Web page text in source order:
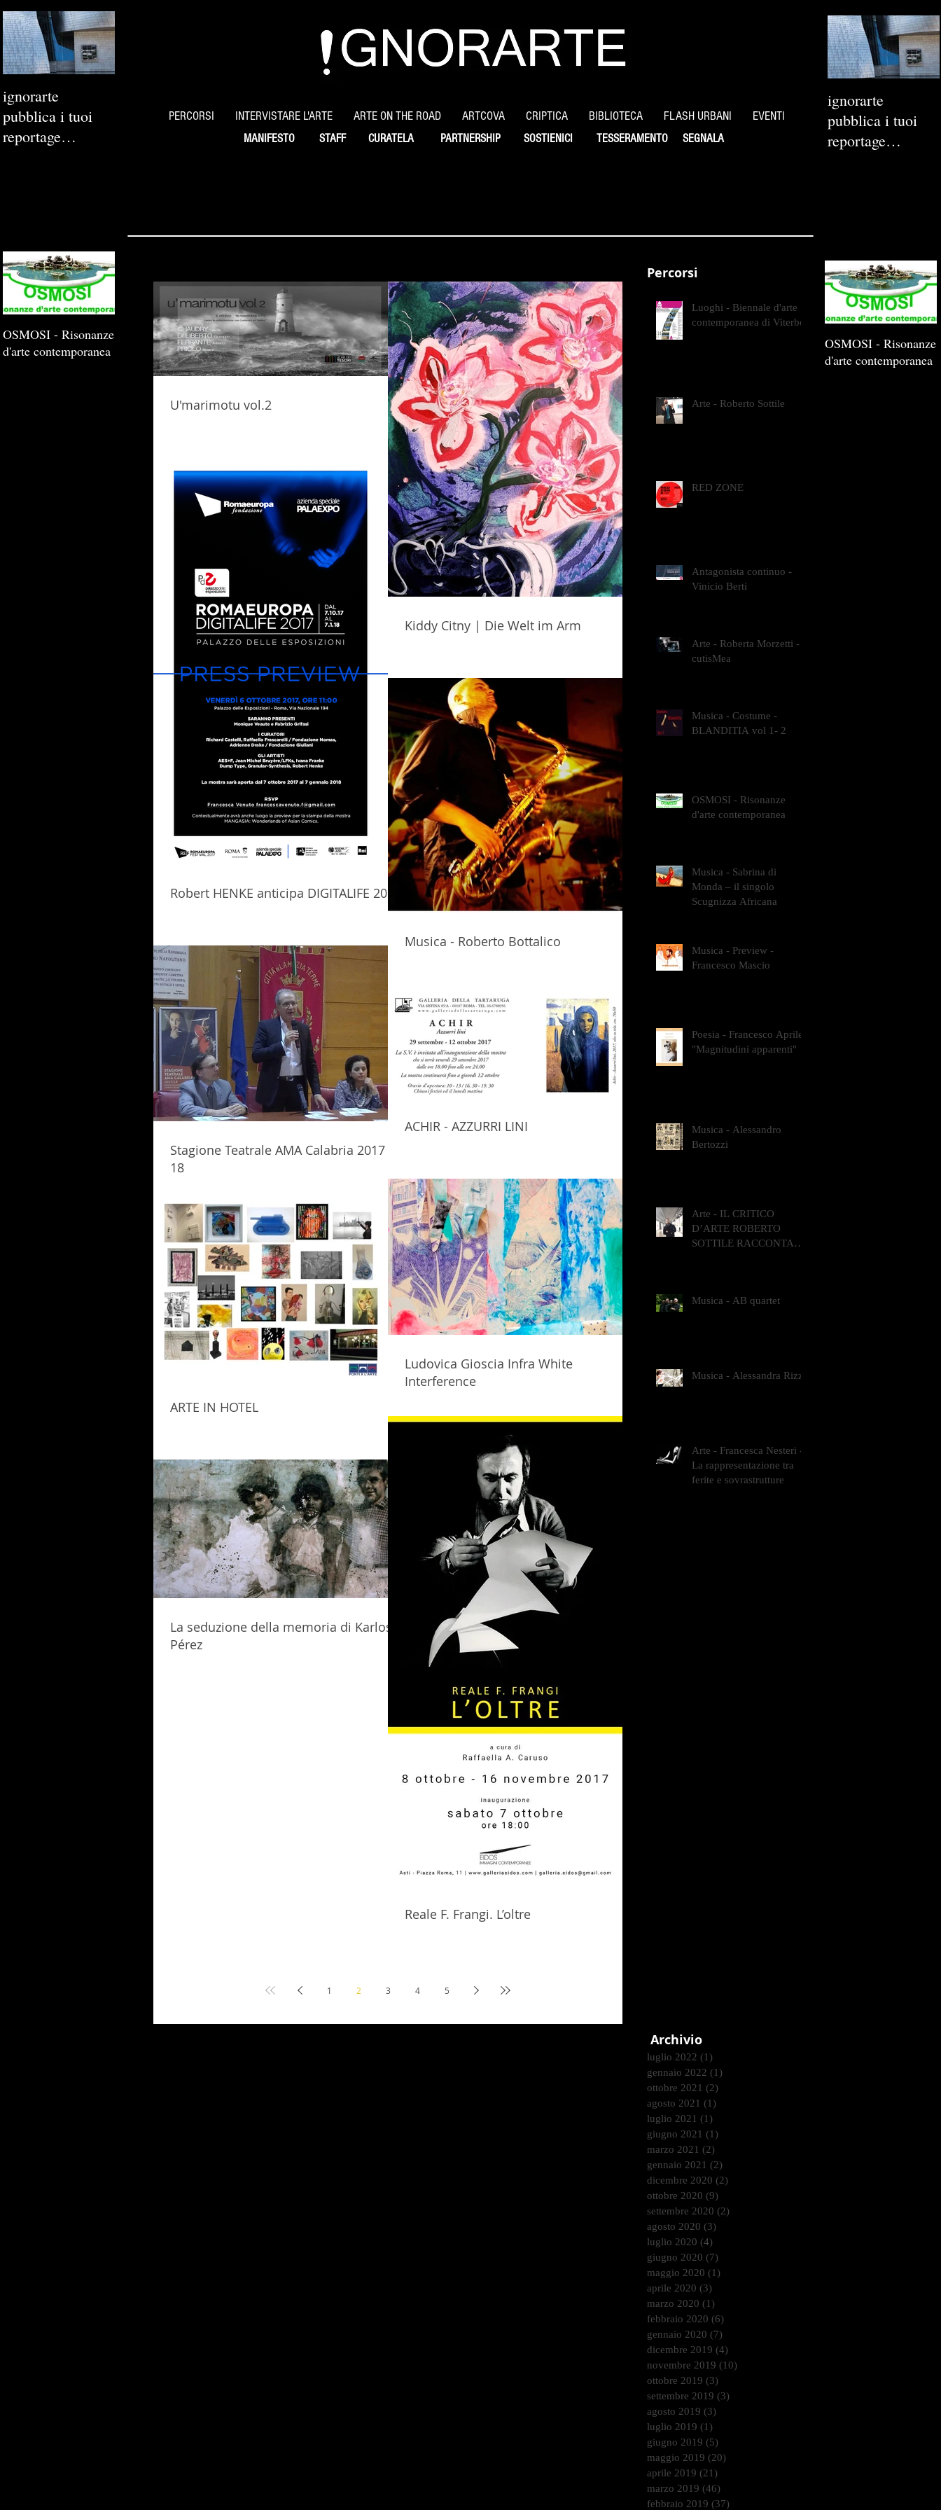
ignorarte
pubblica i tuoi
reportage
PERCORSI INTERVISTARE L'ARTE ARTE ON THE ROAD ARTCOVA CRIPTICA BIBLIOTECA FLASH URBANI EVENTI
MANIFESTO STAFF CURATELA PARTNERSHIP SOSTIENICI SEGNALA
TESSERAMENTO
ignorarte
pubblica i tuoi
reportage
Percorsi
U'marimotu vol.2
Kiddy Citny | Die Welt im Arm
Robert HENKE anticipa DIGITALIFE 2017
Musica - Roberto Bottalico
Stagione Teatrale AMA Calabria 2017 /
18
ACHIR - AZZURRI LINI
ARTE IN HOTEL
Ludovica Gioscia Infra White
Interference
La seduzione della memoria di Karlos
Pérez
Reale F. Frangi. L’oltre
1 2 3 4 5
Luoghi - Biennale d'arte
contemporanea di Viterbo
Arte - Roberto Sottile
RED ZONE
Antagonista continuo -
Vinicio Berti
Arte - Roberta Morzetti -
cutisMea
Musica - Costume -
BLANDITIA vol 1- 2
OSMOSI - Risonanze
d'arte contemporanea
Musica - Sabrina di
Monda – il singolo
Scugnizza Africana
Musica - Preview -
Francesco Mascio
Poesia - Francesco Aprile -
"Magnitudini apparenti"
Musica - Alessandro
Bertozzi
Arte - IL CRITICO
D’ARTE ROBERTO
SOTTILE RACCONTA
Musica - AB quartet
Musica - Alessandra Rizzo
Arte - Francesca Nesteri -
La rappresentazione tra
ferite e sovrastrutture
Archivio
luglio 2022 (1)
gennaio 2022 (1)
ottobre 2021 (2)
agosto 2021 (1)
luglio 2021 (1)
giugno 2021 (1)
marzo 2021 (2)
gennaio 2021 (2)
dicembre 2020 (2)
ottobre 2020 (9)
settembre 2020 (2)
agosto 2020 (3)
luglio 2020 (4)
giugno 2020 (7)
maggio 2020 (1)
aprile 2020 (3)
marzo 2020 (1)
febbraio 2020 (6)
gennaio 2020 (7)
dicembre 2019 (4)
novembre 2019 (10)
ottobre 2019 (3)
settembre 2019 (3)
agosto 2019 (3)
luglio 2019 (1)
giugno 2019 (5)
maggio 2019 (20)
aprile 2019 (21)
marzo 2019 (46)
febbraio 2019 (37)
OSMOSI - Risonanze
d'arte contemporanea
OSMOSI - Risonanze
d'arte contemporanea